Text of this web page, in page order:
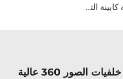
خلفية كابينة التصوير 360
ارتفع من الجودة مع خلفيات الصور 360 عالية